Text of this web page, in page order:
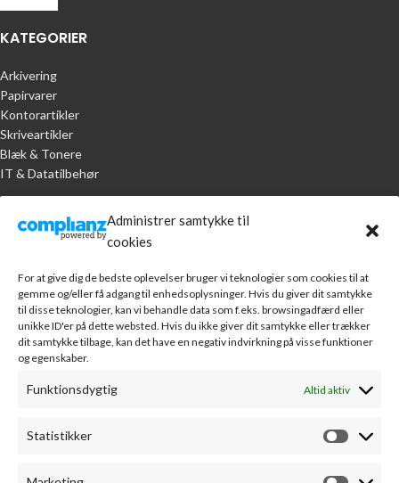
Administrer samtykke til
cookies
For at give dig de bedste oplevelser bruger vi teknologier som cookies til at
gemme og/eller få adgang til enhedsoplysninger. Hvis du giver dit samtykke
til disse teknologier, kan vi behandle data som f.eks. browsingadfærd eller
unikke ID'er på dette websted. Hvis du ikke giver dit samtykke eller trækker
dit samtykke tilbage, kan det have en negativ indvirkning på visse funktioner
og egenskaber.
Funktionsdygtig Altid aktiv
Statistikker
KATEGORIER
Arkivering
Papirvarer
Kontorartikler
Skriveartikler
Blæk & Tonere
IT & Datatilbehør
Handelsbetingelser
Bankoplysninger
Markedsføring
Webudvikling
Leverandører
Sponsorater
Kontakt